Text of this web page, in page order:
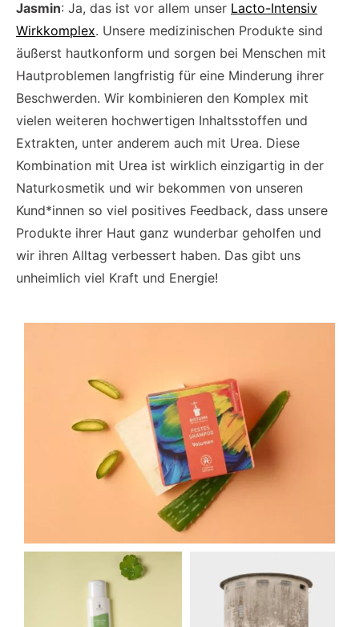
Jasmin: Ja, das ist vor allem unser Lacto-Intensiv
Wirkkomplex. Unsere medizinischen Produkte sind
äußerst hautkonform und sorgen bei Menschen mit
Hautproblemen langfristig für eine Minderung ihrer
Beschwerden. Wir kombinieren den Komplex mit
vielen weiteren hochwertigen Inhaltsstoffen und
Extrakten, unter anderem auch mit Urea. Diese
Kombination mit Urea ist wirklich einzigartig in der
Naturkosmetik und wir bekommen von unseren
Kund*innen so viel positives Feedback, dass unsere
Produkte ihrer Haut ganz wunderbar geholfen und
wir ihren Alltag verbessert haben. Das gibt uns
unheimlich viel Kraft und Energie!